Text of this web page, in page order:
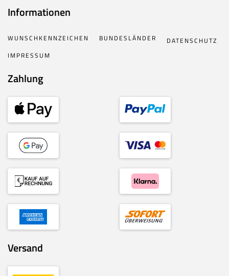
Informationen
WUNSCHKENNZEICHEN BUNDESLÄNDER
DATENSCHUTZ
IMPRESSUM
Zahlung
Versand